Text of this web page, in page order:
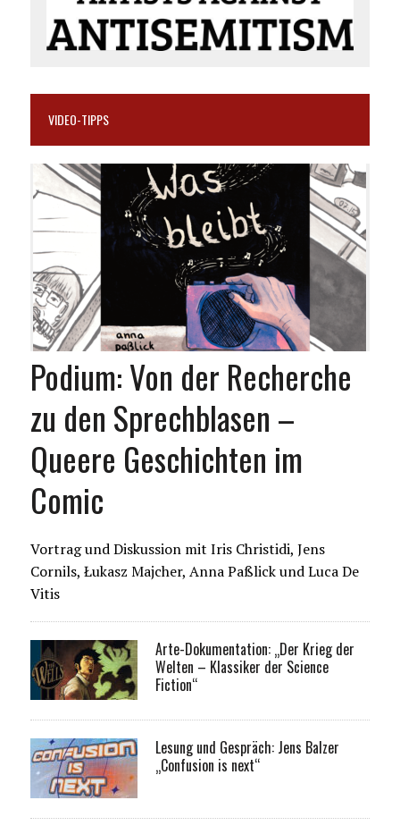
VIDEO-TIPPS
Podium: Von der Recherche
zu den Sprechblasen –
Queere Geschichten im
Comic
Vortrag und Diskussion mit Iris Christidi, Jens
Cornils, Łukasz Majcher, Anna Paßlick und Luca De
Vitis
Arte-Dokumentation: „Der Krieg der
Welten – Klassiker der Science
Fiction“
Lesung und Gespräch: Jens Balzer
„Confusion is next“